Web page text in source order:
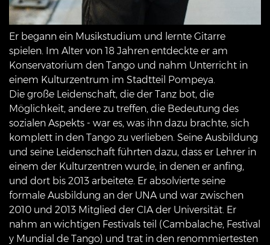
Er begann ein Musikstudium und lernte Gitarre
spielen. Im Alter von 18 Jahren entdeckte er am
Konservatorium den Tango und nahm Unterricht in
einem Kulturzentrum im Stadtteil Pompeya.
Die große Leidenschaft, die der Tanz bot, die
Möglichkeit, andere zu treffen, die Bedeutung des
sozialen Aspekts - war es, was ihn dazu brachte, sich
komplett in den Tango zu verlieben. Seine Ausbildung
und seine Leidenschaft führten dazu, dass er Lehrer in
einem der Kulturzentren wurde, in denen er anfing,
und dort bis 2013 arbeitete. Er absolvierte seine
formale Ausbildung an der UNA und war zwischen
2010 und 2013 Mitglied der CIA der Universität. Er
nahm an wichtigen Festivals teil (Cambalache, Festival
y Mundial de Tango) und trat in den renommiertesten